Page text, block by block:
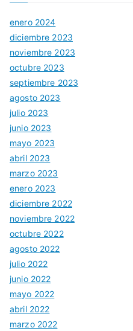
enero 2024
diciembre 2023
noviembre 2023
octubre 2023
septiembre 2023
agosto 2023
julio 2023
junio 2023
mayo 2023
abril 2023
marzo 2023
enero 2023
diciembre 2022
noviembre 2022
octubre 2022
agosto 2022
julio 2022
junio 2022
mayo 2022
abril 2022
marzo 2022